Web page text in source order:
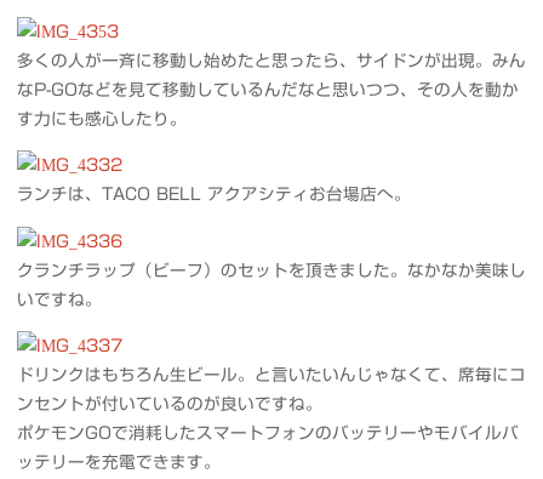
多くの人が一斉に移動し始めたと思ったら、サイドンが出現。みん
なP-GOなどを見て移動しているんだなと思いつつ、その人を動か
す力にも感心したり。
ランチは、TACO BELL アクアシティお台場店へ。
クランチラップ（ビーフ）のセットを頂きました。なかなか美味し
いですね。
ドリンクはもちろん生ビール。と言いたいんじゃなくて、席毎にコ
ンセントが付いているのが良いですね。
ポケモンGOで消耗したスマートフォンのバッテリーやモバイルバ
ッテリーを充電できます。